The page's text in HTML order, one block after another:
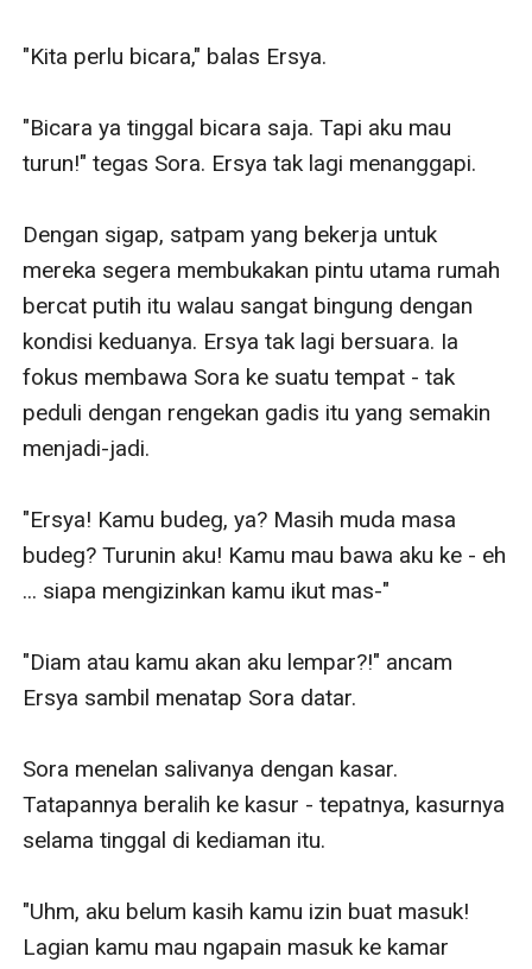
"Kita perlu bicara," balas Ersya.
"Bicara ya tinggal bicara saja. Tapi aku mau
turun!" tegas Sora. Ersya tak lagi menanggapi.
Dengan sigap, satpam yang bekerja untuk
mereka segera membukakan pintu utama rumah
bercat putih itu walau sangat bingung dengan
kondisi keduanya. Ersya tak lagi bersuara. Ia
fokus membawa Sora ke suatu tempat - tak
peduli dengan rengekan gadis itu yang semakin
menjadi-jadi.
"Ersya! Kamu budeg, ya? Masih muda masa
budeg? Turunin aku! Kamu mau bawa aku ke - eh
... siapa mengizinkan kamu ikut mas-"
"Diam atau kamu akan aku lempar?!" ancam
Ersya sambil menatap Sora datar.
Sora menelan salivanya dengan kasar.
Tatapannya beralih ke kasur - tepatnya, kasurnya
selama tinggal di kediaman itu.
"Uhm, aku belum kasih kamu izin buat masuk!
Lagian kamu mau ngapain masuk ke kamar